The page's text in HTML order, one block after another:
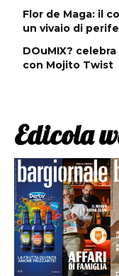
Flor de Maga: il
un vivaio di
DOuMIX?
con Mojito Twist
Edicola